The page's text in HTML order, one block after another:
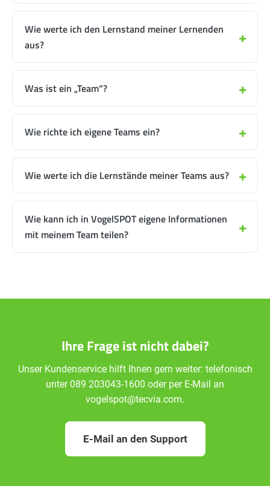
Wie werte ich den Lernstand meiner Lernenden
aus?
Was ist ein „Team“?
Wie richte ich eigene Teams ein?
Wie werte ich die Lernstände meiner Teams aus?
Wie kann ich in VogelSPOT eigene Informationen
mit meinem Team teilen?
Ihre Frage ist nicht dabei?
Unser Kundenservice hilft Ihnen gern weiter: telefonisch
unter 089 203043-1600 oder per E-Mail an
vogelspot@tecvia.com.
E-Mail an den Support